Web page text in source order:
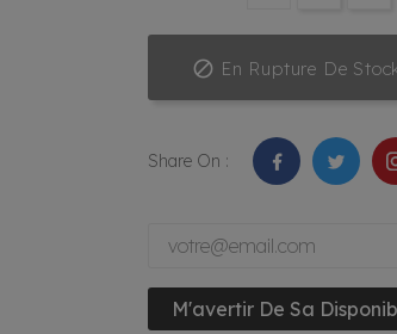
 En Rupture De
Share On :
M'avertir De Sa